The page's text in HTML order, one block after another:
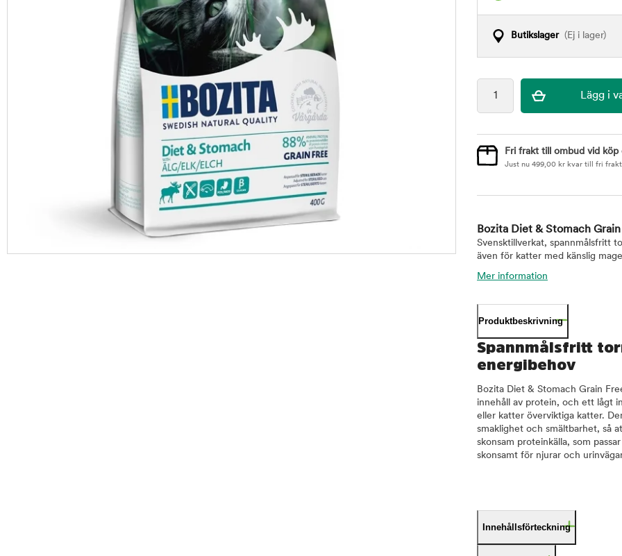
Butikslager(Ej i lager)
Fri frakt till ombud vid köp
Just nu 499,00 kr kvar till fri
Bozita Diet & Stomach
Svensktillverkat, spannmålsfritt
även för katter med känslig
Mer information
Produktbeskrivning
Spannmålsfritt
energibehov
Bozita Diet & Stomach Grain
innehåll av protein, och ett lågt
eller katter överviktiga katter.
smaklighet och smältbarhet, så
skonsam proteinkälla, som
skonsamt för njurar och
Innehållsförteckning